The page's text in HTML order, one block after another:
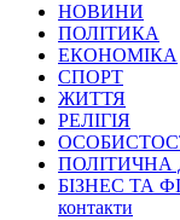
НОВИНИ
ПОЛІТИКА
ЕКОНОМІКА
СПОРТ
ЖИТТЯ
РЕЛІГІЯ
БІЗНЕС ТА
контакти